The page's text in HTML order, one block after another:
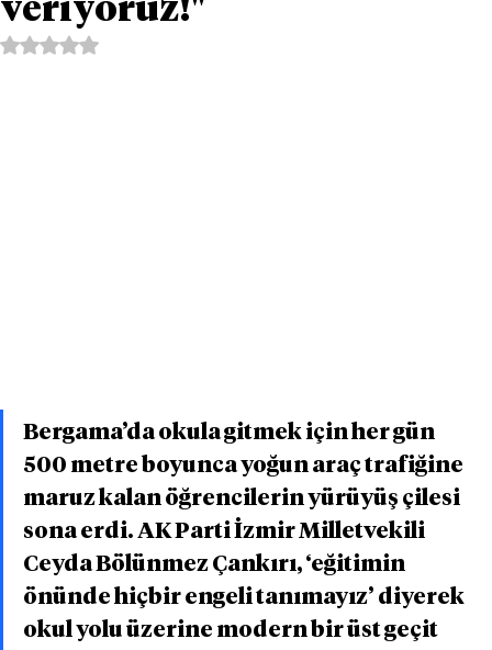
veriyoruz!"
5 üzerinden NaN yıldız
Bergama’da okula gitmek için her gün
500 metre boyunca yoğun araç trafiğine
maruz kalan öğrencilerin yürüyüş çilesi
sona erdi. AK Parti İzmir Milletvekili
Ceyda Bölünmez Çankırı, ‘eğitimin
önünde hiçbir engeli tanımayız’ diyerek
okul yolu üzerine modern bir üst geçit